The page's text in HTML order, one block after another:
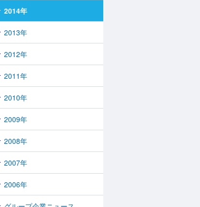
2014年
2013年
2012年
2011年
2010年
2009年
2008年
2007年
2006年